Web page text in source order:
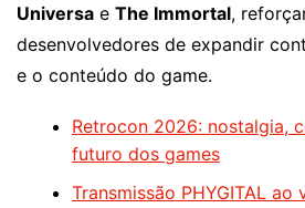
Universa e The Immortal,
desenvolvedores de expandir
e o conteúdo do game.
Retrocon 2026: nostalgia,
futuro dos games
Transmissão PHYGITAL ao